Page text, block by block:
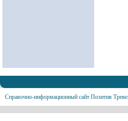
Справочно-информационный сайт Позитив